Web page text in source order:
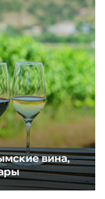
вина,